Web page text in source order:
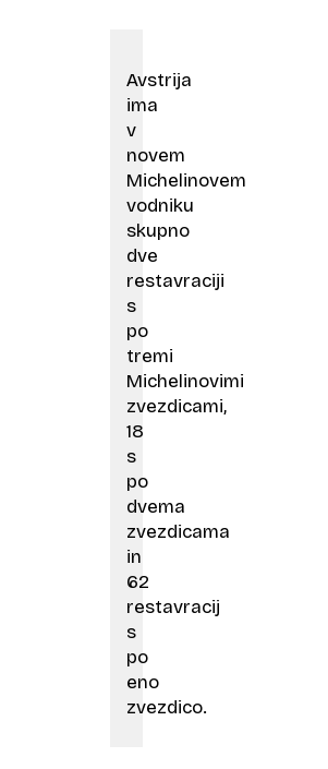
Avstrija
ima
v
novem
Michelinovem
vodniku
skupno
dve
restavraciji
s
po
tremi
Michelinovimi
zvezdicami,
18
s
po
dvema
zvezdicama
in
62
restavracij
s
po
eno
zvezdico.